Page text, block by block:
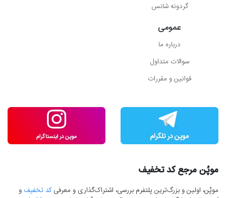
گردونه شانس
عمومی
درباره ما
سوالات متداول
قوانین و مقررات
موپُن مرجع کد تخفیف
موپُن، اولین و بزرگ‌ترین پلتفرم بررسی، اشتراک‌گذاری و معرفیکد تخفیف و